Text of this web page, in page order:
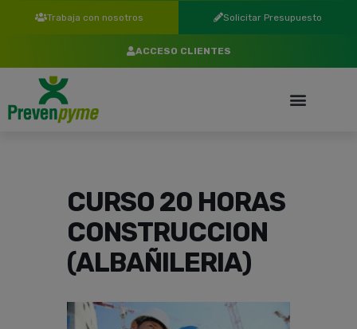
Trabaja con nosotros Solicitar Presupuesto
ACCESO CLIENTES
CURSO 20 HORAS
CONSTRUCCION
(ALBAÑILERIA)